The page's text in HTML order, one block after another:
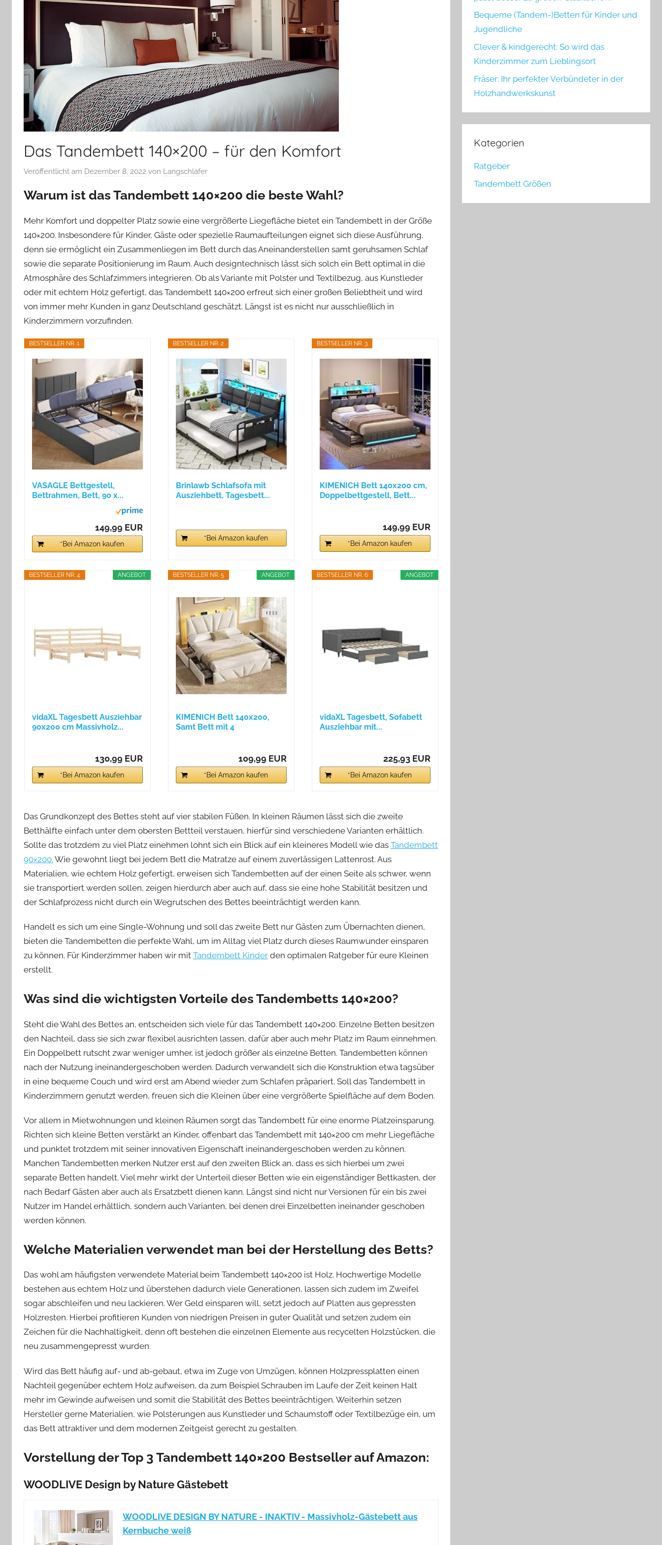
Das Tandembett 140×200 – für den Komfort
Veröffentlicht am Dezember 8, 2022 von Langschläfer
Warum ist das Tandembett 140×200 die beste Wahl?
Mehr Komfort und doppelter Platz sowie eine vergrößerte Liegefläche bietet ein Tandembett in der Größe
140×200. Insbesondere für Kinder, Gäste oder spezielle Raumaufteilungen eignet sich diese Ausführung,
denn sie ermöglicht ein Zusammenliegen im Bett durch das Aneinanderstellen samt geruhsamen Schlaf
sowie die separate Positionierung im Raum. Auch designtechnisch lässt sich solch ein Bett optimal in die
Atmosphäre des Schlafzimmers integrieren. Ob als Variante mit Polster und Textilbezug, aus Kunstleder
oder mit echtem Holz gefertigt, das Tandembett 140×200 erfreut sich einer großen Beliebtheit und wird
von immer mehr Kunden in ganz Deutschland geschätzt. Längst ist es nicht nur ausschließlich in
Kinderzimmern vorzufinden.
BESTSELLER NR. 1
VASAGLE Bettgestell,
Bettrahmen, Bett, 90 x...
149,99 EUR
*Bei Amazon kaufen
BESTSELLER NR. 2
Brinlawb Schlafsofa mit
Ausziehbett, Tagesbett...
*Bei Amazon kaufen
BESTSELLER NR. 3
KIMENICH Bett 140x200 cm,
Doppelbettgestell, Bett...
149,99 EUR
*Bei Amazon kaufen
ANGEBOT
BESTSELLER NR. 4
vidaXL Tagesbett Ausziehbar
90x200 cm Massivholz...
130,99 EUR
*Bei Amazon kaufen
ANGEBOT
BESTSELLER NR. 5
KIMENICH Bett 140x200,
Samt Bett mit 4
109,99 EUR
*Bei Amazon kaufen
ANGEBOT
BESTSELLER NR. 6
vidaXL Tagesbett, Sofabett
Ausziehbar mit...
225,93 EUR
*Bei Amazon kaufen
Das Grundkonzept des Bettes steht auf vier stabilen Füßen. In kleinen Räumen lässt sich die zweite
Betthälfte einfach unter dem obersten Bettteil verstauen, hierfür sind verschiedene Varianten erhältlich.
Sollte das trotzdem zu viel Platz einehmen lohnt sich ein Blick auf ein kleineres Modell wie das Tandembett
90×200. Wie gewohnt liegt bei jedem Bett die Matratze auf einem zuverlässigen Lattenrost. Aus
Materialien, wie echtem Holz gefertigt, erweisen sich Tandembetten auf der einen Seite als schwer, wenn
sie transportiert werden sollen, zeigen hierdurch aber auch auf, dass sie eine hohe Stabilität besitzen und
der Schlafprozess nicht durch ein Wegrutschen des Bettes beeinträchtigt werden kann.
Handelt es sich um eine Single-Wohnung und soll das zweite Bett nur Gästen zum Übernachten dienen,
bieten die Tandembetten die perfekte Wahl, um im Alltag viel Platz durch dieses Raumwunder einsparen
zu können. Für Kinderzimmer haben wir mit Tandembett Kinder den optimalen Ratgeber für eure Kleinen
erstellt.
Was sind die wichtigsten Vorteile des Tandembetts 140×200?
Steht die Wahl des Bettes an, entscheiden sich viele für das Tandembett 140×200. Einzelne Betten besitzen
den Nachteil, dass sie sich zwar flexibel ausrichten lassen, dafür aber auch mehr Platz im Raum einnehmen.
Ein Doppelbett rutscht zwar weniger umher, ist jedoch größer als einzelne Betten. Tandembetten können
nach der Nutzung ineinandergeschoben werden. Dadurch verwandelt sich die Konstruktion etwa tagsüber
in eine bequeme Couch und wird erst am Abend wieder zum Schlafen präpariert. Soll das Tandembett in
Kinderzimmern genutzt werden, freuen sich die Kleinen über eine vergrößerte Spielfläche auf dem Boden.
Vor allem in Mietwohnungen und kleinen Räumen sorgt das Tandembett für eine enorme Platzeinsparung.
Richten sich kleine Betten verstärkt an Kinder, offenbart das Tandembett mit 140×200 cm mehr Liegefläche
und punktet trotzdem mit seiner innovativen Eigenschaft ineinandergeschoben werden zu können.
Manchen Tandembetten merken Nutzer erst auf den zweiten Blick an, dass es sich hierbei um zwei
separate Betten handelt. Viel mehr wirkt der Unterteil dieser Betten wie ein eigenständiger Bettkasten, der
nach Bedarf Gästen aber auch als Ersatzbett dienen kann. Längst sind nicht nur Versionen für ein bis zwei
Nutzer im Handel erhältlich, sondern auch Varianten, bei denen drei Einzelbetten ineinander geschoben
werden können.
Welche Materialien verwendet man bei der Herstellung des Betts?
Das wohl am häufigsten verwendete Material beim Tandembett 140×200 ist Holz. Hochwertige Modelle
bestehen aus echtem Holz und überstehen dadurch viele Generationen, lassen sich zudem im Zweifel
sogar abschleifen und neu lackieren. Wer Geld einsparen will, setzt jedoch auf Platten aus gepressten
Holzresten. Hierbei profitieren Kunden von niedrigen Preisen in guter Qualität und setzen zudem ein
Zeichen für die Nachhaltigkeit, denn oft bestehen die einzelnen Elemente aus recycelten Holzstücken, die
neu zusammengepresst wurden.
Wird das Bett häufig auf- und ab-gebaut, etwa im Zuge von Umzügen, können Holzpressplatten einen
Nachteil gegenüber echtem Holz aufweisen, da zum Beispiel Schrauben im Laufe der Zeit keinen Halt
mehr im Gewinde aufweisen und somit die Stabilität des Bettes beeinträchtigen. Weiterhin setzen
Hersteller gerne Materialien, wie Polsterungen aus Kunstleder und Schaumstoff oder Textilbezüge ein, um
das Bett attraktiver und dem modernen Zeitgeist gerecht zu gestalten.
Vorstellung der Top 3 Tandembett 140×200 Bestseller auf Amazon:
WOODLIVE Design by Nature Gästebett
WOODLIVE DESIGN BY NATURE - INAKTIV - Massivholz-Gästebett aus
Kernbuche weiß
Bequeme (Tandem-)Betten für Kinder und
Jugendliche
Clever & kindgerecht: So wird das
Kinderzimmer zum Lieblingsort
Fräser: Ihr perfekter Verbündeter in der
Holzhandwerkskunst
Kategorien
Ratgeber
Tandembett Größen